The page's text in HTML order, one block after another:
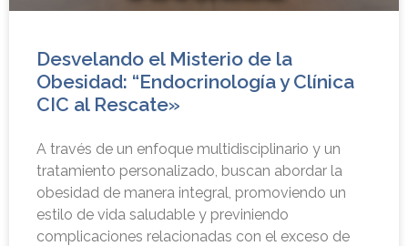
Desvelando el Misterio de la
Obesidad: “Endocrinología y Clínica
CIC al Rescate»
A través de un enfoque multidisciplinario y un
tratamiento personalizado, buscan abordar la
obesidad de manera integral, promoviendo un
estilo de vida saludable y previniendo
complicaciones relacionadas con el exceso de